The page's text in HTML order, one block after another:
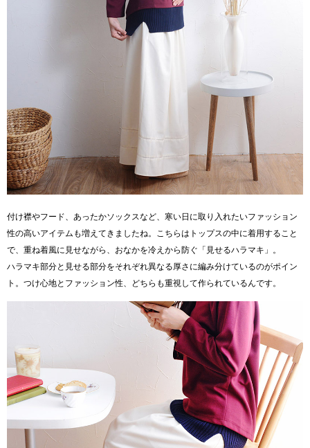
付け襟やフード、あったかソックスなど、寒い日に取り入れたいファッション
性の高いアイテムも増えてきましたね。こちらはトップスの中に着用すること
で、重ね着風に見せながら、おなかを冷えから防ぐ「見せるハラマキ」。
ハラマキ部分と見せる部分をそれぞれ異なる厚さに編み分けているのがポイン
ト。つけ心地とファッション性、どちらも重視して作られているんです。